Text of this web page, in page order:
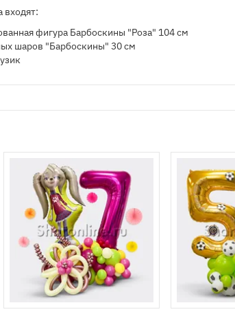
входят:
фигура Барбоскины "Роза" 104 см
шаров "Барбоскины" 30 см